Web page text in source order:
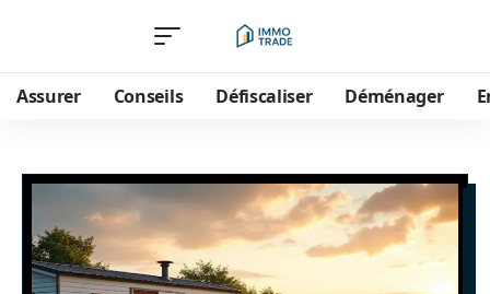
Assurer Conseils Défiscaliser Déménager